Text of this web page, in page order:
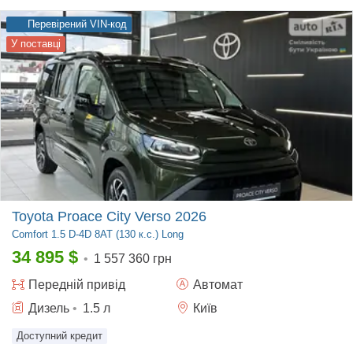
Перевірений VIN-код
У поставці
Toyota Proace City Verso 2026
Comfort 1.5 D-4D 8AT (130 к.с.) Long
34 895 $ • 1 557 360 грн
Передній привід
Автомат
Дизель • 1.5 л Київ
Доступний кредит